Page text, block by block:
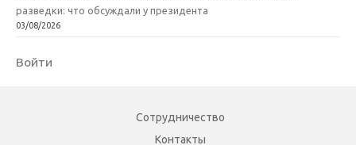
разведки: что обсуждали у президента
03/08/2026
Войти
Сотрудничество
Контакты